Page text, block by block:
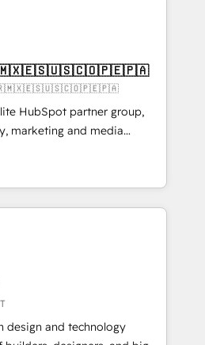
pages ✨ CS: Clients
& +751% new visitors for a
✨ CS: 415% conversion
leaders:
Impact Award 🏆
Year 🏆 Gold AVA Digital
🌟 Accreditations: CRM
HubSpot partner group,
marketing and media
and Southern
7 countries. Born in Chile,
with international reach to
through technology, creativity,
building end-to-
CRM, AI automation,
content, and digital
team works in Spanish,
to design scalable strategies
• 10+
design and technology